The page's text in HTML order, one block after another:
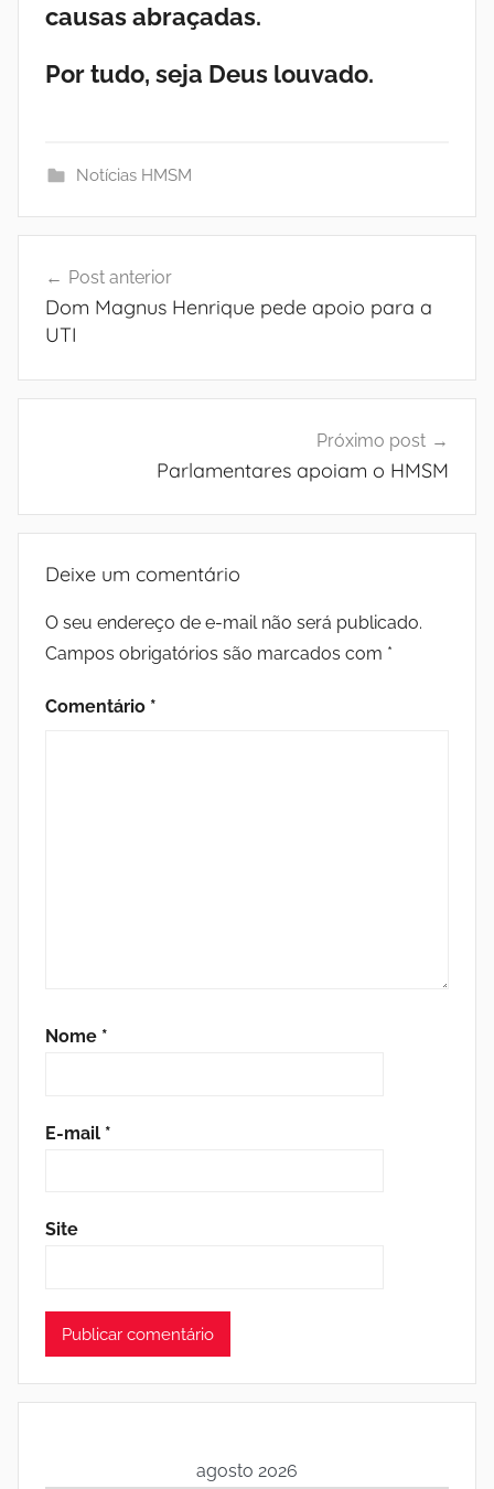
causas abraçadas.
Por tudo, seja Deus louvado.
Notícias HMSM
de
Post
Post anterior
Dom Magnus Henrique pede apoio para a
UTI
Próximo post
Parlamentares apoiam o HMSM
Deixe um comentário
O seu endereço de e-mail não será publicado.
Campos obrigatórios são marcados com *
Comentário *
Nome *
E-mail *
Site
agosto 2026